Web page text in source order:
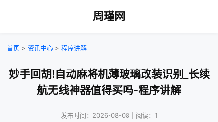
周瑾网
首页 > 资讯中心 > 程序讲解
妙手回胡!自动麻将机薄玻璃改装识别_长续
航无线神器值得买吗-程序讲解
发布时间：2026-08-08｜阅读：1